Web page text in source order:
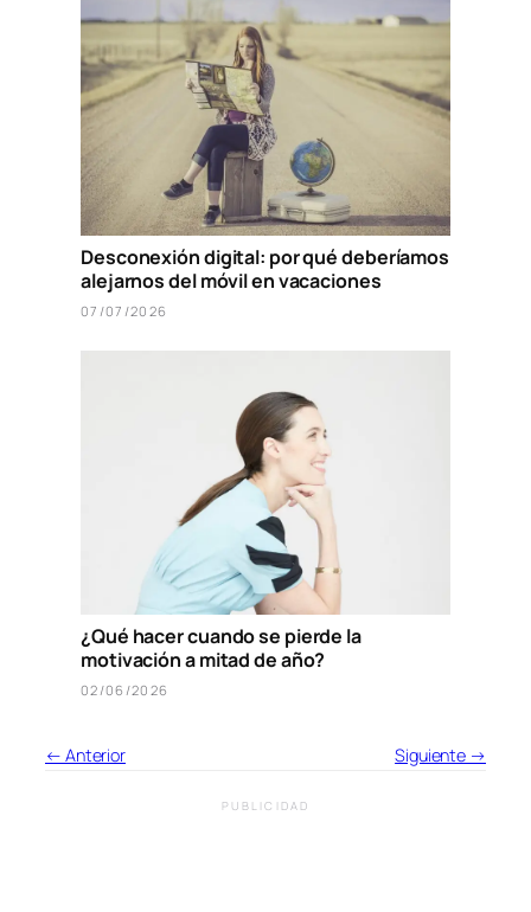
Desconexión digital: por qué deberíamos
alejarnos del móvil en vacaciones
07/07/2026
¿Qué hacer cuando se pierde la
motivación a mitad de año?
02/06/2026
← Anterior Siguiente →
PUBLICIDAD